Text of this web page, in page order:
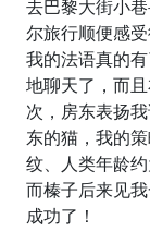
去巴黎大街小
尔旅行顺便感
我的法语真的
地聊天了，而
次，房东表扬
东的猫，我的
纹、人类年龄
而榛子后来见
成功了！